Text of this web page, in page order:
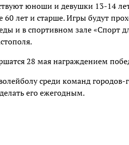
юноши и девушки 13-14
60 лет и старше. Игры будут
и в спортивном зале «Спорт
28 мая награждением
среди команд городов-
его ежегодным.